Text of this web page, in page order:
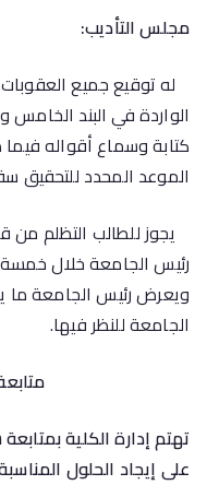
مجلس التأديب:
له توقيع جميع
الواردة في البند الخامس
كتابة وسماع أقواله
الموعد المحدد
يجوز للطالب التظلم
رئيس الجامعة خلال خمسة
ويعرض رئيس الجامعة
الجامعة للنظر فيها.
تهتم إدارة الكلية
على إيجاد الحلول